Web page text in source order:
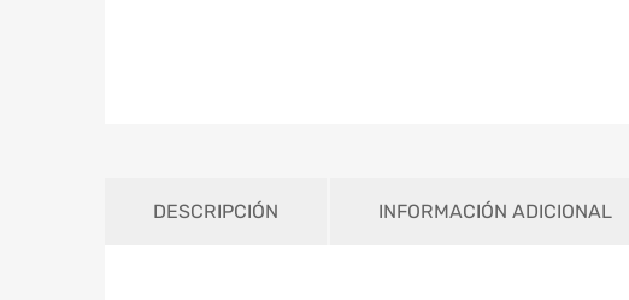
DESCRIPCIÓN INFORMACIÓN ADICIONAL